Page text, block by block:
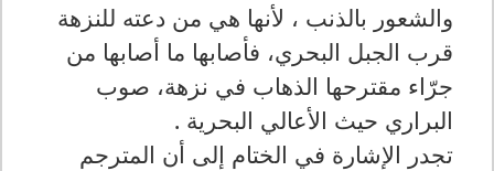
والشعور بالذنب ، لأنها هي من دعته للنزهة
قرب الجبل البحري، فأصابها ما أصابها من
جرّاء مقترحها الذهاب في نزهة، صوب
البراري حيث الأعالي البحرية .
تجدر الإشارة في الختام إلى أن المترجم